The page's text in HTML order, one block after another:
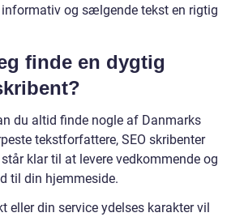
informativ og sælgende tekst en rigtig
finde en dygtig
du altid finde nogle af Danmarks
tekstforfattere, SEO skribenter
klar til at levere vedkommende og
til din hjemmeside.
eller din service ydelses karakter vil